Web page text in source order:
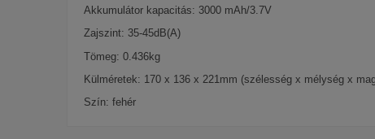
Akkumulátor kapacitás: 3000 mAh/3.7V
Zajszint: 35-45dB(A)
Tömeg: 0.436kg
Külméretek: 170 x 136 x 221mm (szélesség x mélység x
Szín: fehér